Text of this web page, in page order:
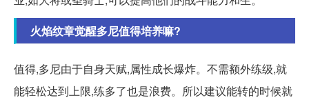
火焰纹章觉醒多尼值得培养嘛?
值得,多尼由于自身天赋,属性成长爆炸。不需额外练级,就
能轻松达到上限,练多了也是浪费。所以建议能转的时候就